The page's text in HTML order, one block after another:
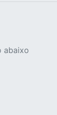
abaixo